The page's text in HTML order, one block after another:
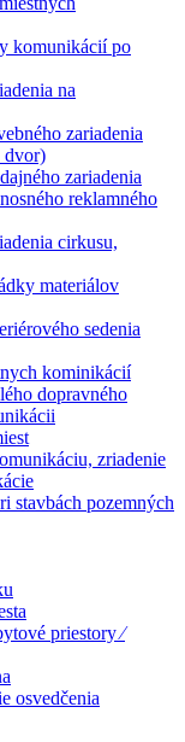
komunikácií po
na
zariadenia
dvor)
zariadenia
reklamného
cirkusu,
materiálov
sedenia
kominikácií
dopravného
zriadenie
stavbách pozemných
priestory ⁄
osvedčenia